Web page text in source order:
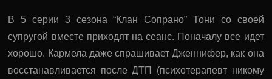
В 5 серии 3 сезона “Клан Сопрано” Тони со своей
супругой вместе приходят на сеанс. Поначалу все идет
хорошо. Кармела даже спрашивает Дженнифер, как она
восстанавливается после ДТП (психотерапевт никому